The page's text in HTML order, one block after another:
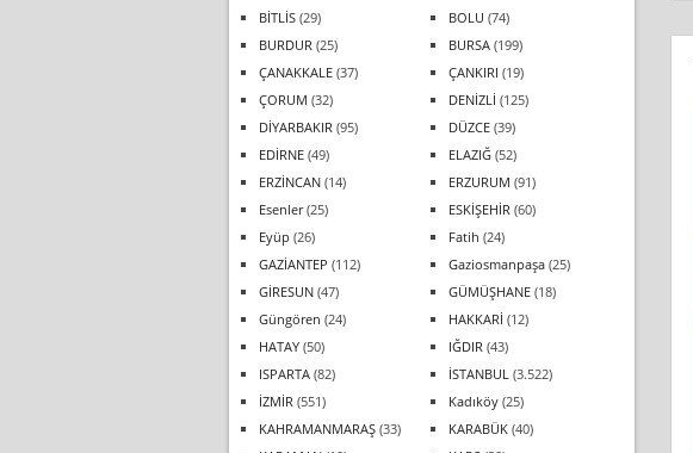
BİTLİS (29) BOLU (74)
BURDUR (25) BURSA (199)
ÇANAKKALE (37) ÇANKIRI (19)
ÇORUM (32) DENİZLİ (125)
DİYARBAKIR (95) DÜZCE (39)
EDİRNE (49) ELAZIĞ (52)
ERZİNCAN (14) ERZURUM (91)
Esenler(25) ESKİŞEHİR (60)
Eyüp (26) Fatih (24)
GAZİANTEP (112) Gaziosmanpaşa (25)
GİRESUN (47) GÜMÜŞHANE (18)
Güngören (24) HAKKARİ (12)
HATAY (50) IĞDIR (43)
ISPARTA (82) İSTANBUL (3.522)
İZMİR (551) Kadıköy (25)
KAHRAMANMARAŞ (33) KARABÜK (40)